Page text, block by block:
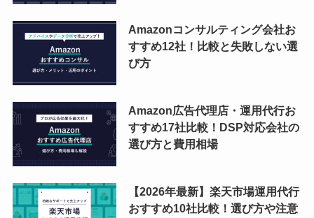
Amazonコンサルティング会社お
すすめ12社！比較と失敗しない選
び方
Amazon広告代理店・運用代行お
すすめ17社比較！DSP対応会社の
選び方と費用相場
【2026年最新】楽天市場運用代行
おすすめ10社比較！選び方や注意